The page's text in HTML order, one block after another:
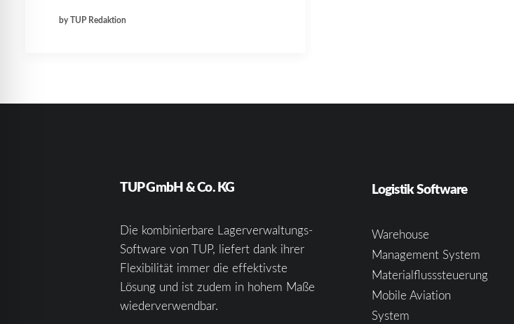
by TUP Redaktion
TUP GmbH & Co. KG
Die kombinierbare Lagerverwaltungs-
Software von TUP, liefert dank ihrer
Flexibilität immer die effektivste
Lösung und ist zudem in hohem Maße
wiederverwendbar.
Logistik Software
Warehouse
Management System
Materialflusssteuerung
Mobile Aviation
System